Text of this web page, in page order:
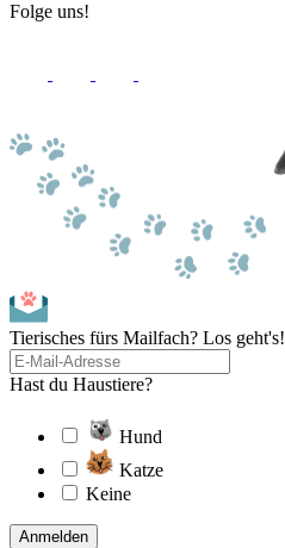
Folge uns!
Tierisches fürs Mailfach? Los geht's!
Hast du Haustiere?
Hund
Katze
Keine
Anmelden